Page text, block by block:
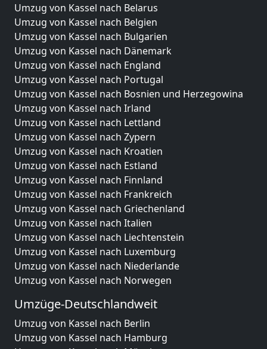
Umzug von Kassel nach Belarus
Umzug von Kassel nach Belgien
Umzug von Kassel nach Bulgarien
Umzug von Kassel nach Dänemark
Umzug von Kassel nach England
Umzug von Kassel nach Portugal
Umzug von Kassel nach Bosnien und Herzegowina
Umzug von Kassel nach Irland
Umzug von Kassel nach Lettland
Umzug von Kassel nach Zypern
Umzug von Kassel nach Kroatien
Umzug von Kassel nach Estland
Umzug von Kassel nach Finnland
Umzug von Kassel nach Frankreich
Umzug von Kassel nach Griechenland
Umzug von Kassel nach Italien
Umzug von Kassel nach Liechtenstein
Umzug von Kassel nach Luxemburg
Umzug von Kassel nach Niederlande
Umzug von Kassel nach Norwegen
Umzüge-Deutschlandweit
Umzug von Kassel nach Berlin
Umzug von Kassel nach Hamburg